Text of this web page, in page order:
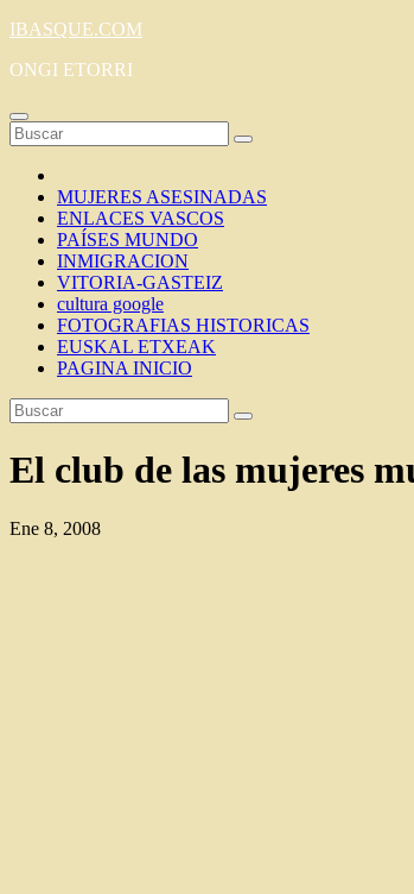
Saltar
contenido
IBASQUE.COM
ONGI ETORRI
MUJERES ASESINADAS
ENLACES VASCOS
PAÍSES MUNDO
INMIGRACION
VITORIA-GASTEIZ
cultura google
FOTOGRAFIAS HISTORICAS
EUSKAL ETXEAK
PAGINA INICIO
El club de las mujeres
Ene 8, 2008